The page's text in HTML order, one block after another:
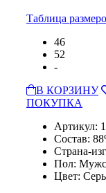
Таблица
46
52
-
В КОРЗИНУ
ПОКУПКА
Артикул:
Состав:
Страна-
Пол:
Цвет: